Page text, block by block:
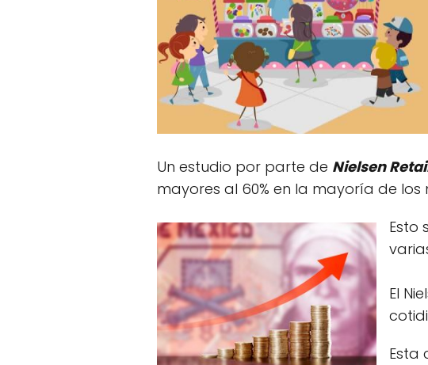
Un estudio por parte de Nielsen
mayores al 60% en la mayoría de los
Esto
El
Esta